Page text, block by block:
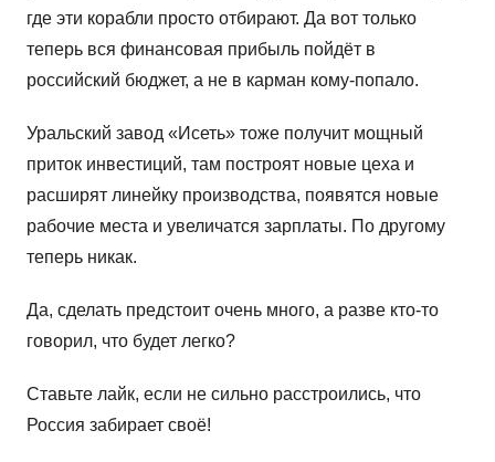
где эти корабли просто отбирают. Да вот только
теперь вся финансовая прибыль пойдёт в
российский бюджет, а не в карман кому-попало.
Уральский завод «Исеть» тоже получит мощный
приток инвестиций, там построят новые цеха и
расширят линейку производства, появятся новые
рабочие места и увеличатся зарплаты. По другому
теперь никак.
Да, сделать предстоит очень много, а разве кто-то
говорил, что будет легко?
Ставьте лайк, если не сильно расстроились, что
Россия забирает своё!